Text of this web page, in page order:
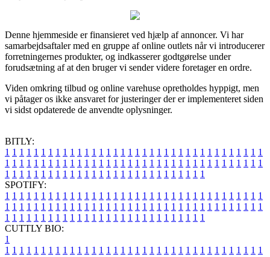
Denne hjemmeside er finansieret ved hjælp af annoncer. Vi har
samarbejdsaftaler med en gruppe af online outlets når vi introducerer
forretningernes produkter, og indkasserer godtgørelse under
forudsætning af at den bruger vi sender videre foretager en ordre.
Viden omkring tilbud og online varehuse opretholdes hyppigt, men
vi påtager os ikke ansvaret for justeringer der er implementeret siden
vi sidst opdaterede de anvendte oplysninger.
BITLY:
1 1 1 1 1 1 1 1 1 1 1 1 1 1 1 1 1 1 1 1 1 1 1 1 1 1 1 1 1 1 1 1 1 1 1 1
1 1 1 1 1 1 1 1 1 1 1 1 1 1 1 1 1 1 1 1 1 1 1 1 1 1 1 1 1 1 1 1 1 1 1 1
1 1 1 1 1 1 1 1 1 1 1 1 1 1 1 1 1 1 1 1 1 1 1 1 1 1 1 1
SPOTIFY:
1 1 1 1 1 1 1 1 1 1 1 1 1 1 1 1 1 1 1 1 1 1 1 1 1 1 1 1 1 1 1 1 1 1 1 1
1 1 1 1 1 1 1 1 1 1 1 1 1 1 1 1 1 1 1 1 1 1 1 1 1 1 1 1 1 1 1 1 1 1 1 1
1 1 1 1 1 1 1 1 1 1 1 1 1 1 1 1 1 1 1 1 1 1 1 1 1 1 1 1
CUTTLY BIO:
1
1 1 1 1 1 1 1 1 1 1 1 1 1 1 1 1 1 1 1 1 1 1 1 1 1 1 1 1 1 1 1 1 1 1 1 1